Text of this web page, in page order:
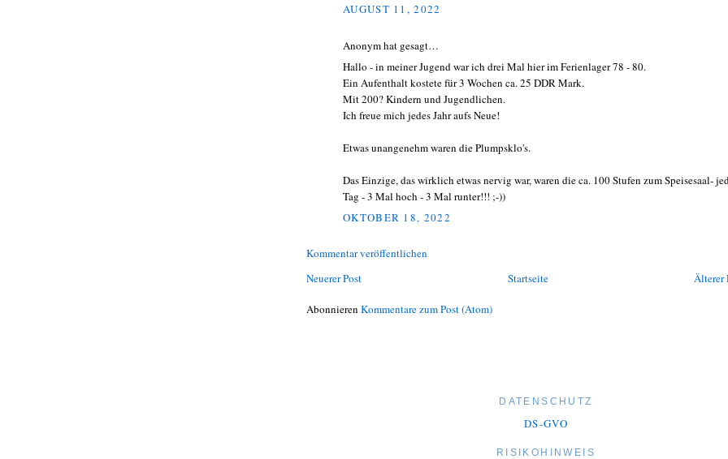
AUGUST 11, 2022
Anonym hat gesagt…
Hallo - in meiner Jugend war ich drei Mal hier im Ferienlager 78 - 80.
Ein Aufenthalt kostete für 3 Wochen ca. 25 DDR Mark.
Mit 200? Kindern und Jugendlichen.
Ich freue mich jedes Jahr aufs Neue!
Etwas unangenehm waren die Plumpsklo's.
Das Einzige, das wirklich etwas nervig war, waren die ca. 100 Stufen zum Speisesaal-
Tag - 3 Mal hoch - 3 Mal runter!!! ;-))
OKTOBER 18, 2022
Kommentar veröffentlichen
Neuerer Post
Älterer
Startseite
Abonnieren Kommentare zum Post (Atom)
DATENSCHUTZ
DS-GVO
RISIKOHINWEIS